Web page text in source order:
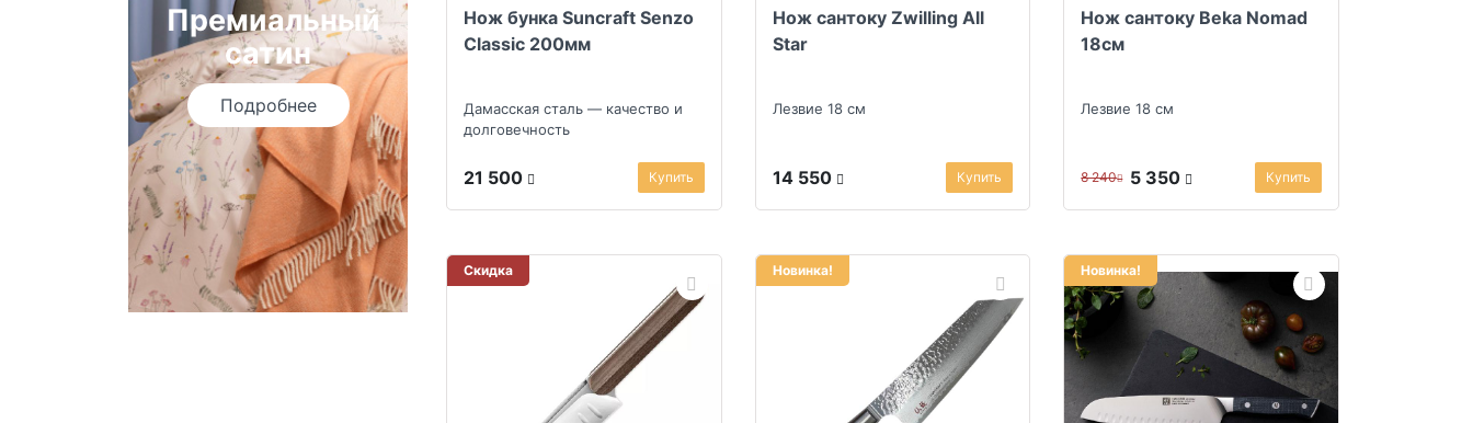
Премиальный
сатин
Подробнее
Нож бунка Suncraft Senzo
Classic 200мм
Дамасская сталь — качество и
долговечность
21 500 Купить
Нож сантоку Zwilling All
Star
Лезвие 18 см
14 550 Купить
Нож сантоку Beka Nomad
18см
Лезвие 18 см
8 240 5 350 Купить
Скидка Новинка! Новинка!